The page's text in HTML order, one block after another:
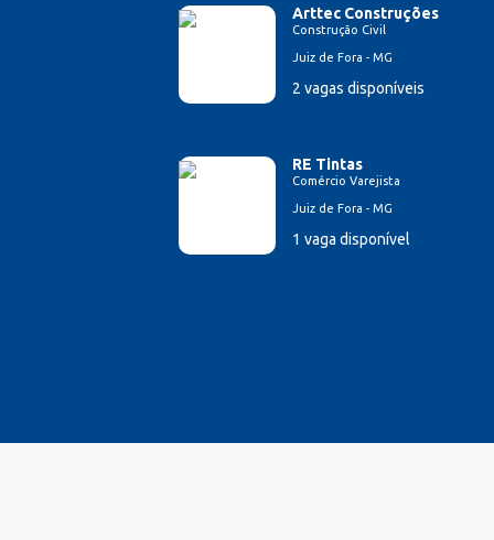
Entregador/Motoboy
Ferramenteiro
Fonoaudi
Garçom
Arttec Construções
Construção Civil
Juiz de Fora - MG
2 vagas disponíveis
RE Tintas
Comércio Varejista
Juiz de Fora - MG
1 vaga disponível